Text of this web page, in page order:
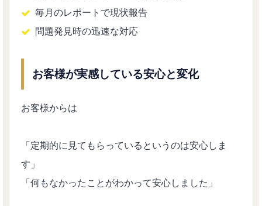
毎月のレポートで現状報告
問題発見時の迅速な対応
お客様が実感している安心と変化
お客様からは
「定期的に見てもらっているというのは安心しま
す」
「何もなかったことがわかって安心しました」